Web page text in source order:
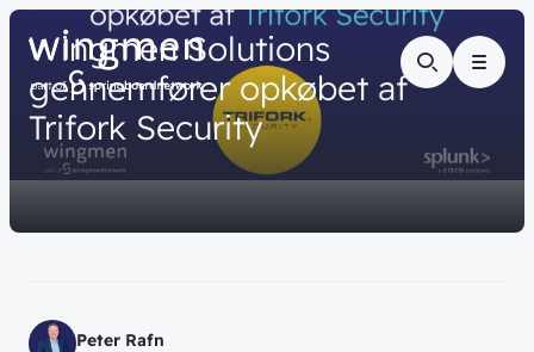
Menu
Wingmen Solutions
gennemfører opkøbet af
Trifork Security
Peter Rafn